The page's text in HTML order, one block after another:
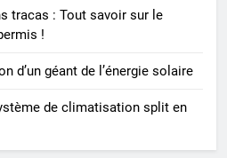
tracas : Tout savoir sur le
!
d’un géant de l’énergie solaire
de climatisation split en